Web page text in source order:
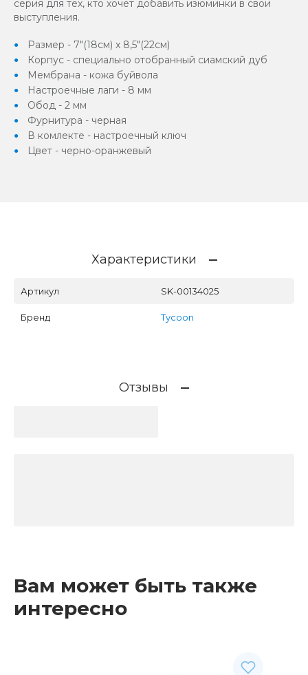
серия для тех, кто хочет добавить изюминки в свои
выступления.
Размер - 7"(18см) x 8,5"(22см)
Корпус - специально отобранный сиамский дуб
Мембрана - кожа буйвола
Настроечные лаги - 8 мм
Обод - 2 мм
Фурнитура - черная
В комлекте - настроечный ключ
Цвет - черно-оранжевый
Характеристики
Артикул SK-00134025
Бренд Tycoon
Отзывы
Вам может быть также
интересно